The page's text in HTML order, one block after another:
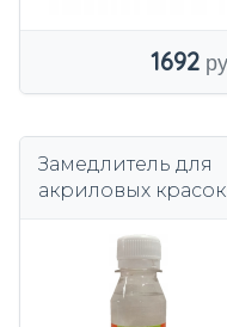
1692
Замедлитель для
акриловых красок